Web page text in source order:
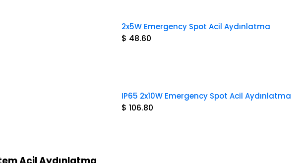
2x5W Emergency Spot Acil Aydınlatma
$ 48.60
IP65 2x10W Emergency Spot Acil Aydınlatma
$ 106.80